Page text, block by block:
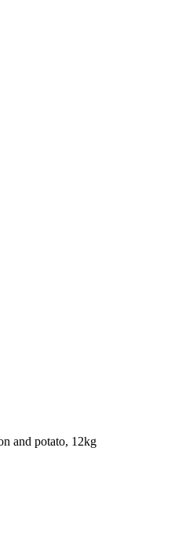
and potato, 12kg